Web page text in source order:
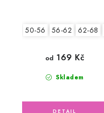
50-56 56-62 62-68
Skladem
od 169 Kč